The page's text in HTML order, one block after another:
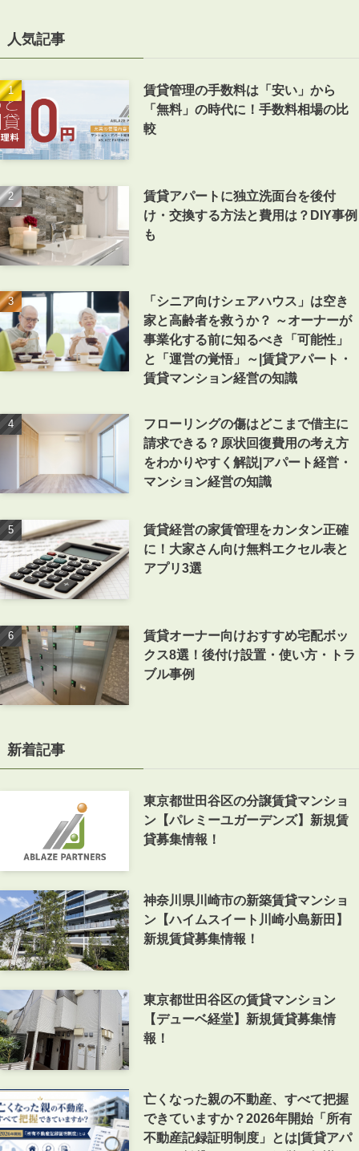
人気記事
賃貸管理の手数料は「安い」から
「無料」の時代に！手数料相場の比
較
賃貸アパートに独立洗面台を後付
け・交換する方法と費用は？DIY事例
も
「シニア向けシェアハウス」は空き
家と高齢者を救うか？ ～オーナーが
事業化する前に知るべき「可能性」
と「運営の覚悟」～|賃貸アパート・
賃貸マンション経営の知識
フローリングの傷はどこまで借主に
請求できる？原状回復費用の考え方
をわかりやすく解説|アパート経営・
マンション経営の知識
賃貸経営の家賃管理をカンタン正確
に！大家さん向け無料エクセル表と
アプリ3選
賃貸オーナー向けおすすめ宅配ボッ
クス8選！後付け設置・使い方・トラ
ブル事例
新着記事
東京都世田谷区の分譲賃貸マンショ
ン【パレミーユガーデンズ】新規賃
貸募集情報！
神奈川県川崎市の新築賃貸マンショ
ン【ハイムスイート川崎小島新田】
新規賃貸募集情報！
東京都世田谷区の賃貸マンション
【デューベ経堂】新規賃貸募集情
報！
亡くなった親の不動産、すべて把握
できていますか？2026年開始「所有
不動産記録証明制度」とは|賃貸アパ